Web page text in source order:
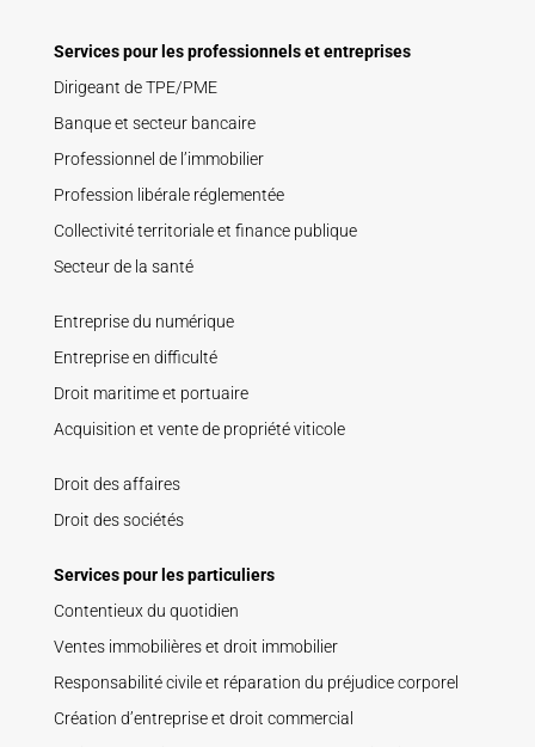
Services pour les professionnels et entreprises
Dirigeant de TPE/PME
Banque et secteur bancaire
Professionnel de l’immobilier
Profession libérale réglementée
Collectivité territoriale et finance publique
Secteur de la santé
Entreprise du numérique
Entreprise en difficulté
Droit maritime et portuaire
Acquisition et vente de propriété viticole
Droit des affaires
Droit des sociétés
Services pour les particuliers
Contentieux du quotidien
Ventes immobilières et droit immobilier
Responsabilité civile et réparation du préjudice corporel
Création d’entreprise et droit commercial